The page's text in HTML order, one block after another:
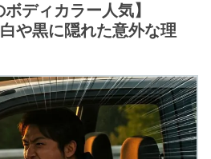
ボディカラー人気】
や黒に隠れた意外な理